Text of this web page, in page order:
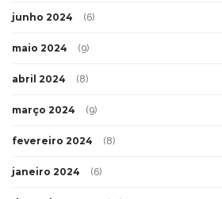
junho 2024 (6)
maio 2024 (9)
abril 2024 (8)
março 2024 (9)
fevereiro 2024 (8)
janeiro 2024 (6)